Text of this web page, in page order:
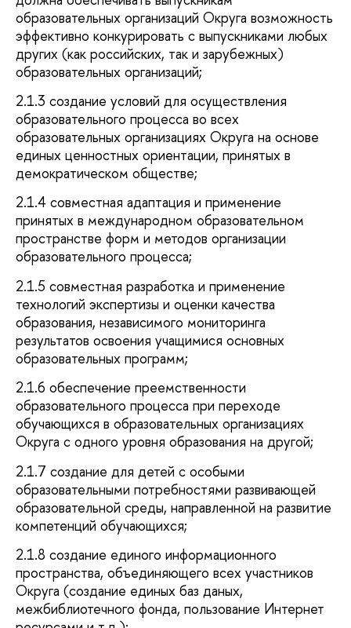
образовательных организаций Округа возможность
эффективно конкурировать с выпускниками любых
других (как российских, так и зарубежных)
образовательных организаций;
2.1.3 создание условий для осуществления
образовательного процесса во всех
образовательных организациях Округа на основе
единых ценностных ориентации, принятых в
демократическом обществе;
2.1.4 совместная адаптация и применение
принятых в международном образовательном
пространстве форм и методов организации
образовательного процесса;
2.1.5 совместная разработка и применение
технологий экспертизы и оценки качества
образования, независимого мониторинга
результатов освоения учащимися основных
образовательных программ;
2.1.6 обеспечение преемственности
образовательного процесса при переходе
обучающихся в образовательных организациях
Округа с одного уровня образования на другой;
2.1.7 создание для детей с особыми
образовательными потребностями развивающей
образовательной среды, направленной на развитие
компетенций обучающихся;
2.1.8 создание единого информационного
пространства, объединяющего всех участников
Округа (создание единых баз даных,
межбиблиотечного фонда, пользование Интернет